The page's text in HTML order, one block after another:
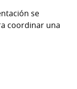
se
coordinar una